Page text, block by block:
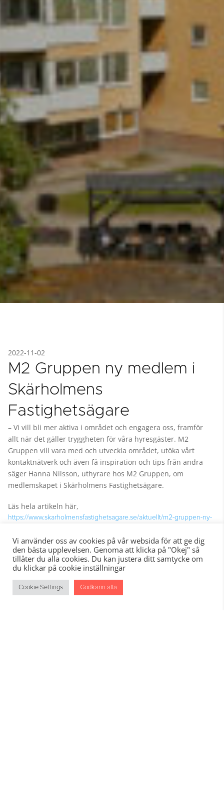
M2 Gruppen ny
medlem i Skärholmens
Fastighetsägare
2022-11-02
M2 Gruppen ny medlem i
Skärholmens
Fastighetsägare
– Vi vill bli mer aktiva i området och engagera oss, framför
allt när det gäller tryggheten för våra hyresgäster. M2
Gruppen vill vara med och utveckla området, utöka vårt
kontaktnätverk och även få inspiration och tips från andra
säger Hanna Nilsson, uthyrare hos M2 Gruppen, om
medlemskapet i Skärholmens Fastighetsägare.
Läs hela artikeln här,
https://www.skarholmensfastighetsagare.se/aktuellt/m2-gruppen-ny-
Vi använder oss av cookies på vår websida för att ge dig
den bästa upplevelsen. Genoma att klicka på "Okej" så
tillåter du alla cookies. Du kan justera ditt samtycke om
du klickar på cookie inställningar
Cookie Settings Godkänn alla